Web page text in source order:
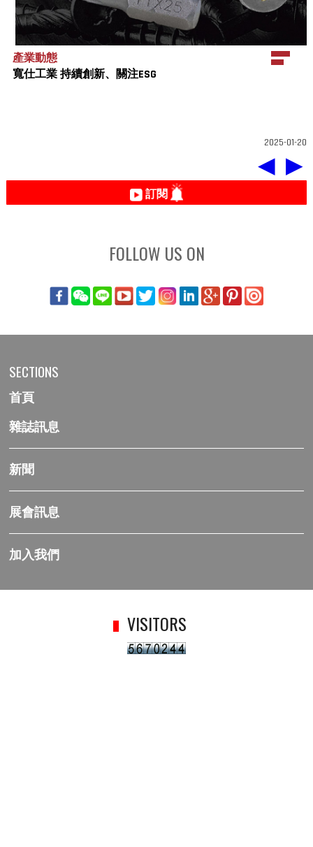
產業動態
寬仕工業 持續創新、關注ESG
2025-01-20
◀ ▶
訂閱
FOLLOW US ON
SECTIONS
首頁
雜誌訊息
新聞
展會訊息
加入我們
VISITORS